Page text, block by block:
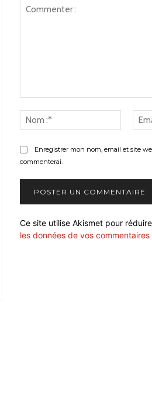
:*
Enregistrer mon nom, email et site
commenterai.
Ce site utilise Akismet pour
les données de vos